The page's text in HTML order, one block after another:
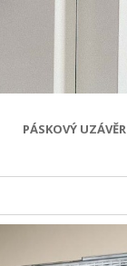
PÁSKOVÝ UZÁVĚR